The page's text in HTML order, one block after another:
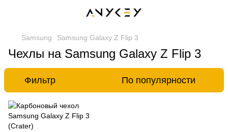
Samsung Samsung Galaxy Z Flip 3
Чехлы на Samsung Galaxy Z Flip 3
Фильтр По популярности